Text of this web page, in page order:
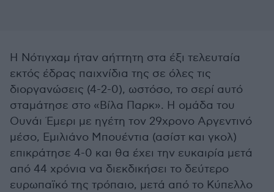
Η Νότιγχαμ ήταν αήττητη στα έξι τελευταία
εκτός έδρας παιχνίδια της σε όλες τις
διοργανώσεις (4-2-0), ωστόσο, το σερί αυτό
σταμάτησε στο «Βίλα Παρκ». Η ομάδα του
Ουνάι Έμερι με ηγέτη τον 29χρονο Αργεντινό
μέσο, Εμιλιάνο Μπουέντια (ασίστ και γκολ)
επικράτησε 4-0 και θα έχει την ευκαιρία μετά
από 44 χρόνια να διεκδικήσει το δεύτερο
ευρωπαϊκό της τρόπαιο, μετά από το Κύπελλο